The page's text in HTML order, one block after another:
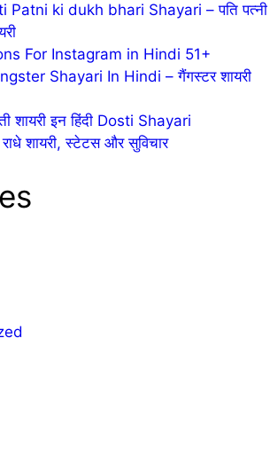
Patni ki dukh bhari Shayari – पति पत्नी
For Instagram in Hindi 51+
Shayari In Hindi – गैंगस्टर शायरी
शायरी इन हिंदी Dosti Shayari
शायरी, स्टेटस और सुविचार